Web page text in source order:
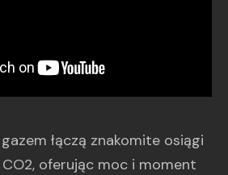
łączą znakomite osiągi
oferując moc i moment